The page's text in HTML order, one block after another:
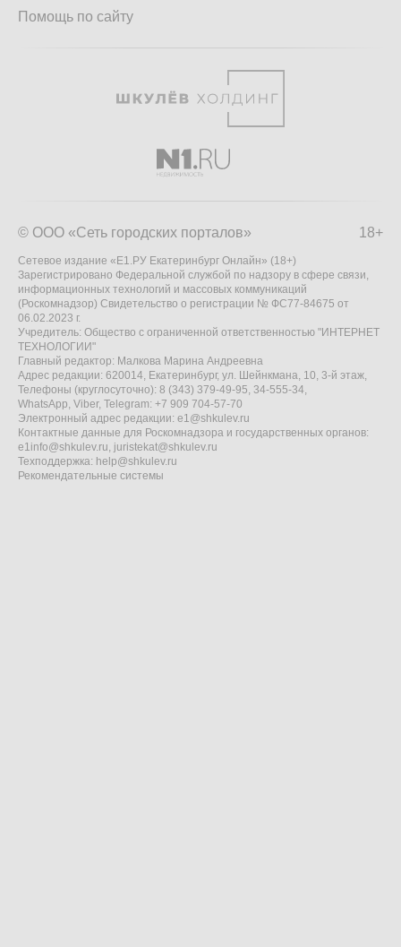
Помощь по сайту
18+
© ООО «Сеть городских порталов»
Сетевое издание «Е1.РУ Екатеринбург Онлайн» (18+)
Зарегистрировано Федеральной службой по надзору в сфере связи,
информационных технологий и массовых коммуникаций
(Роскомнадзор) Свидетельство о регистрации № ФС77-84675 от
06.02.2023 г.
Учредитель: Общество с ограниченной ответственностью "ИНТЕРНЕТ
ТЕХНОЛОГИИ"
Главный редактор: Малкова Марина Андреевна
Адрес редакции: 620014, Екатеринбург, ул. Шейнкмана, 10, 3-й этаж,
Телефоны (круглосуточно): 8 (343) 379-49-95, 34-555-34,
WhatsApp, Viber, Telegram: +7 909 704-57-70
Электронный адрес редакции: e1@shkulev.ru
Контактные данные для Роскомнадзора и государственных органов:
e1info@shkulev.ru juristekat@shkulev.ru
Техподдержка: help@shkulev.ru
Рекомендательные системы